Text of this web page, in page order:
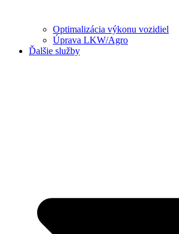
Optimalizácia výkonu vozidiel
Úprava LKW/Agro
Ďalšie služby